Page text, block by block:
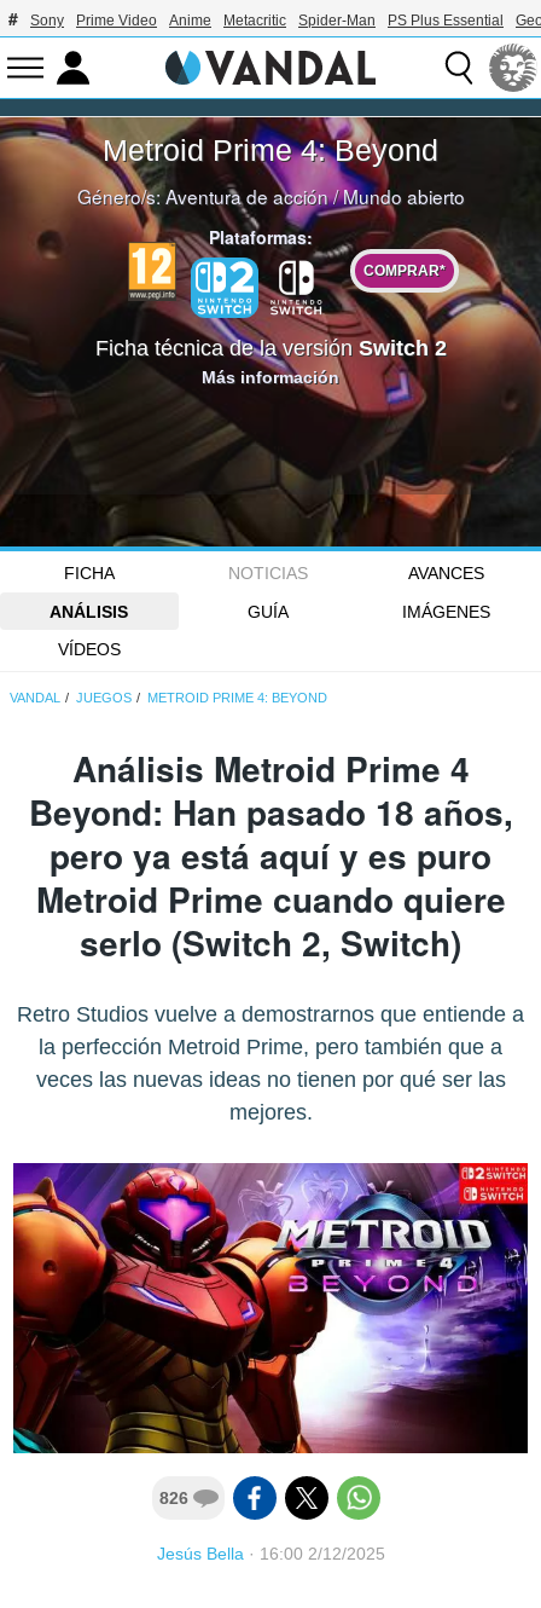
Sony Prime Video Anime Metacritic Spider-Man PS Plus Essential
Metroid Prime 4: Beyond
Género/s:Aventura de acción/Mundo abierto
Plataformas:
COMPRAR*
Ficha técnica de la versión Switch 2
Más información
FICHA NOTICIAS
AVANCES
ANÁLISIS
GUÍA
IMÁGENES
VÍDEOS
VANDAL JUEGOS METROID PRIME 4: BEYOND
Análisis Metroid Prime 4
Beyond: Han pasado 18 años,
pero ya está aquí y es puro
Metroid Prime cuando quiere
serlo (Switch 2, Switch)
Retro Studios vuelve a demostrarnos que entiende a
la perfección Metroid Prime, pero también que a
veces las nuevas ideas no tienen por qué ser las
mejores.
826
Jesús Bella· 16:00 2/12/2025